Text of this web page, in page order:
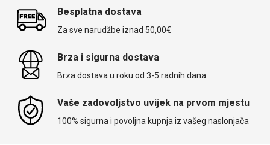
Besplatna dostava
Za sve narudžbe iznad 50,00€
Brza i sigurna dostava
Brza dostava u roku od 3-5 radnih dana
Vaše zadovoljstvo uvijek na prvom mjestu
100% sigurna i povoljna kupnja iz vašeg naslonjača